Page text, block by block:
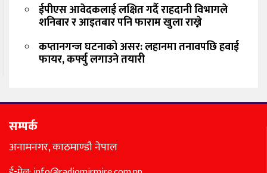
ईपीएस आवेदकलाई लक्षित गर्दै राहदानी विभागले
शनिबार र आइतबार पनि फाराम खुला राख्ने
कप्तानगन्ज घटनाको असर: लहानमा तनावपछि हवाई
फायर, कर्फ्यु लगाउने तयारी
सम्पर्क
अनामनगर, काठमाण्डौ नेपाल